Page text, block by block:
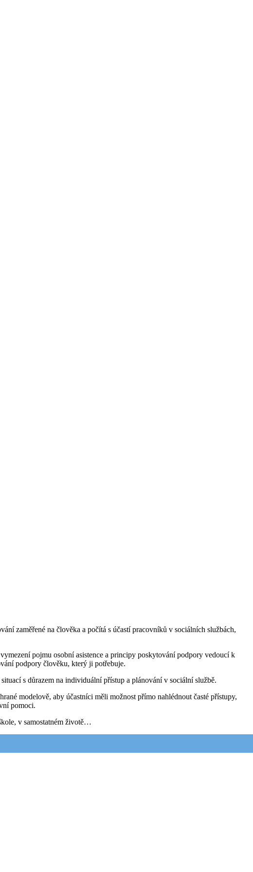
zaměřené na člověka a počítá s účastí pracovníků v sociálních službách,
pojmu osobní asistence a principy poskytování podpory vedoucí k
podpory člověku, který ji potřebuje.
s důrazem na individuální přístup a plánování v sociální službě.
modelově, aby účastníci měli možnost přímo nahlédnout časté přístupy,
pomoci.
v samostatném životě…